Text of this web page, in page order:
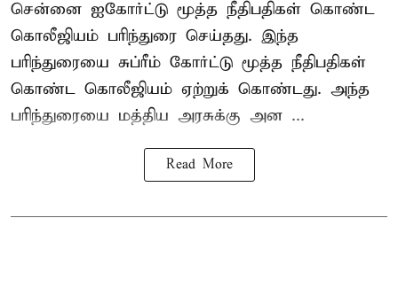
சென்னை ஐகோர்ட்டு மூத்த நீதிபதிகள் கொண்ட
கொலீஜியம் பரிந்துரை செய்தது. இந்த
பரிந்துரையை சுப்ரீம் கோர்ட்டு மூத்த நீதிபதிகள்
கொண்ட கொலீஜியம் ஏற்றுக் கொண்டது. அந்த
பரிந்துரையை மத்திய அரசுக்கு அன ...
Read More